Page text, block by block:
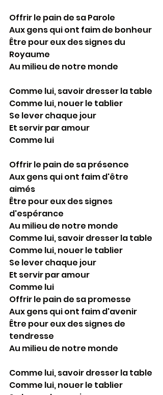
Offrir le pain de sa Parole
Aux gens qui ont faim de bonheur
Être pour eux des signes du
Royaume
Au milieu de notre monde
Comme lui, savoir dresser la table
Comme lui, nouer le tablier
Se lever chaque jour
Et servir par amour
Comme lui
Offrir le pain de sa présence
Aux gens qui ont faim d'être
aimés
Être pour eux des signes
d'espérance
Au milieu de notre monde
Comme lui, savoir dresser la table
Comme lui, nouer le tablier
Se lever chaque jour
Et servir par amour
Comme lui
Offrir le pain de sa promesse
Aux gens qui ont faim d'avenir
Être pour eux des signes de
tendresse
Au milieu de notre monde
Comme lui, savoir dresser la table
Comme lui, nouer le tablier